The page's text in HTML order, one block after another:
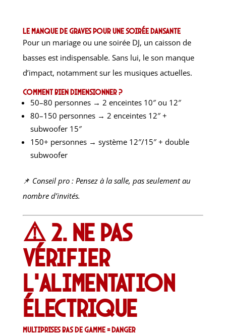
Le manque de graves pour une soirée dansante
Pour un mariage ou une soirée DJ, un caisson de
basses est indispensable. Sans lui, le son manque
d’impact, notamment sur les musiques actuelles.
Comment bien dimensionner ?
50–80 personnes → 2 enceintes 10″ ou 12″
80–150 personnes → 2 enceintes 12″ +
subwoofer 15″
150+ personnes → système 12″/15″ + double
subwoofer
📌 Conseil pro : Pensez à la salle, pas seulement au
nombre d’invités.
⚠️ 2. Ne pas
vérifier
l’alimentation
électrique
Multiprises bas de gamme = danger